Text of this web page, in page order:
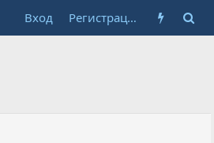
Вход Регистрация